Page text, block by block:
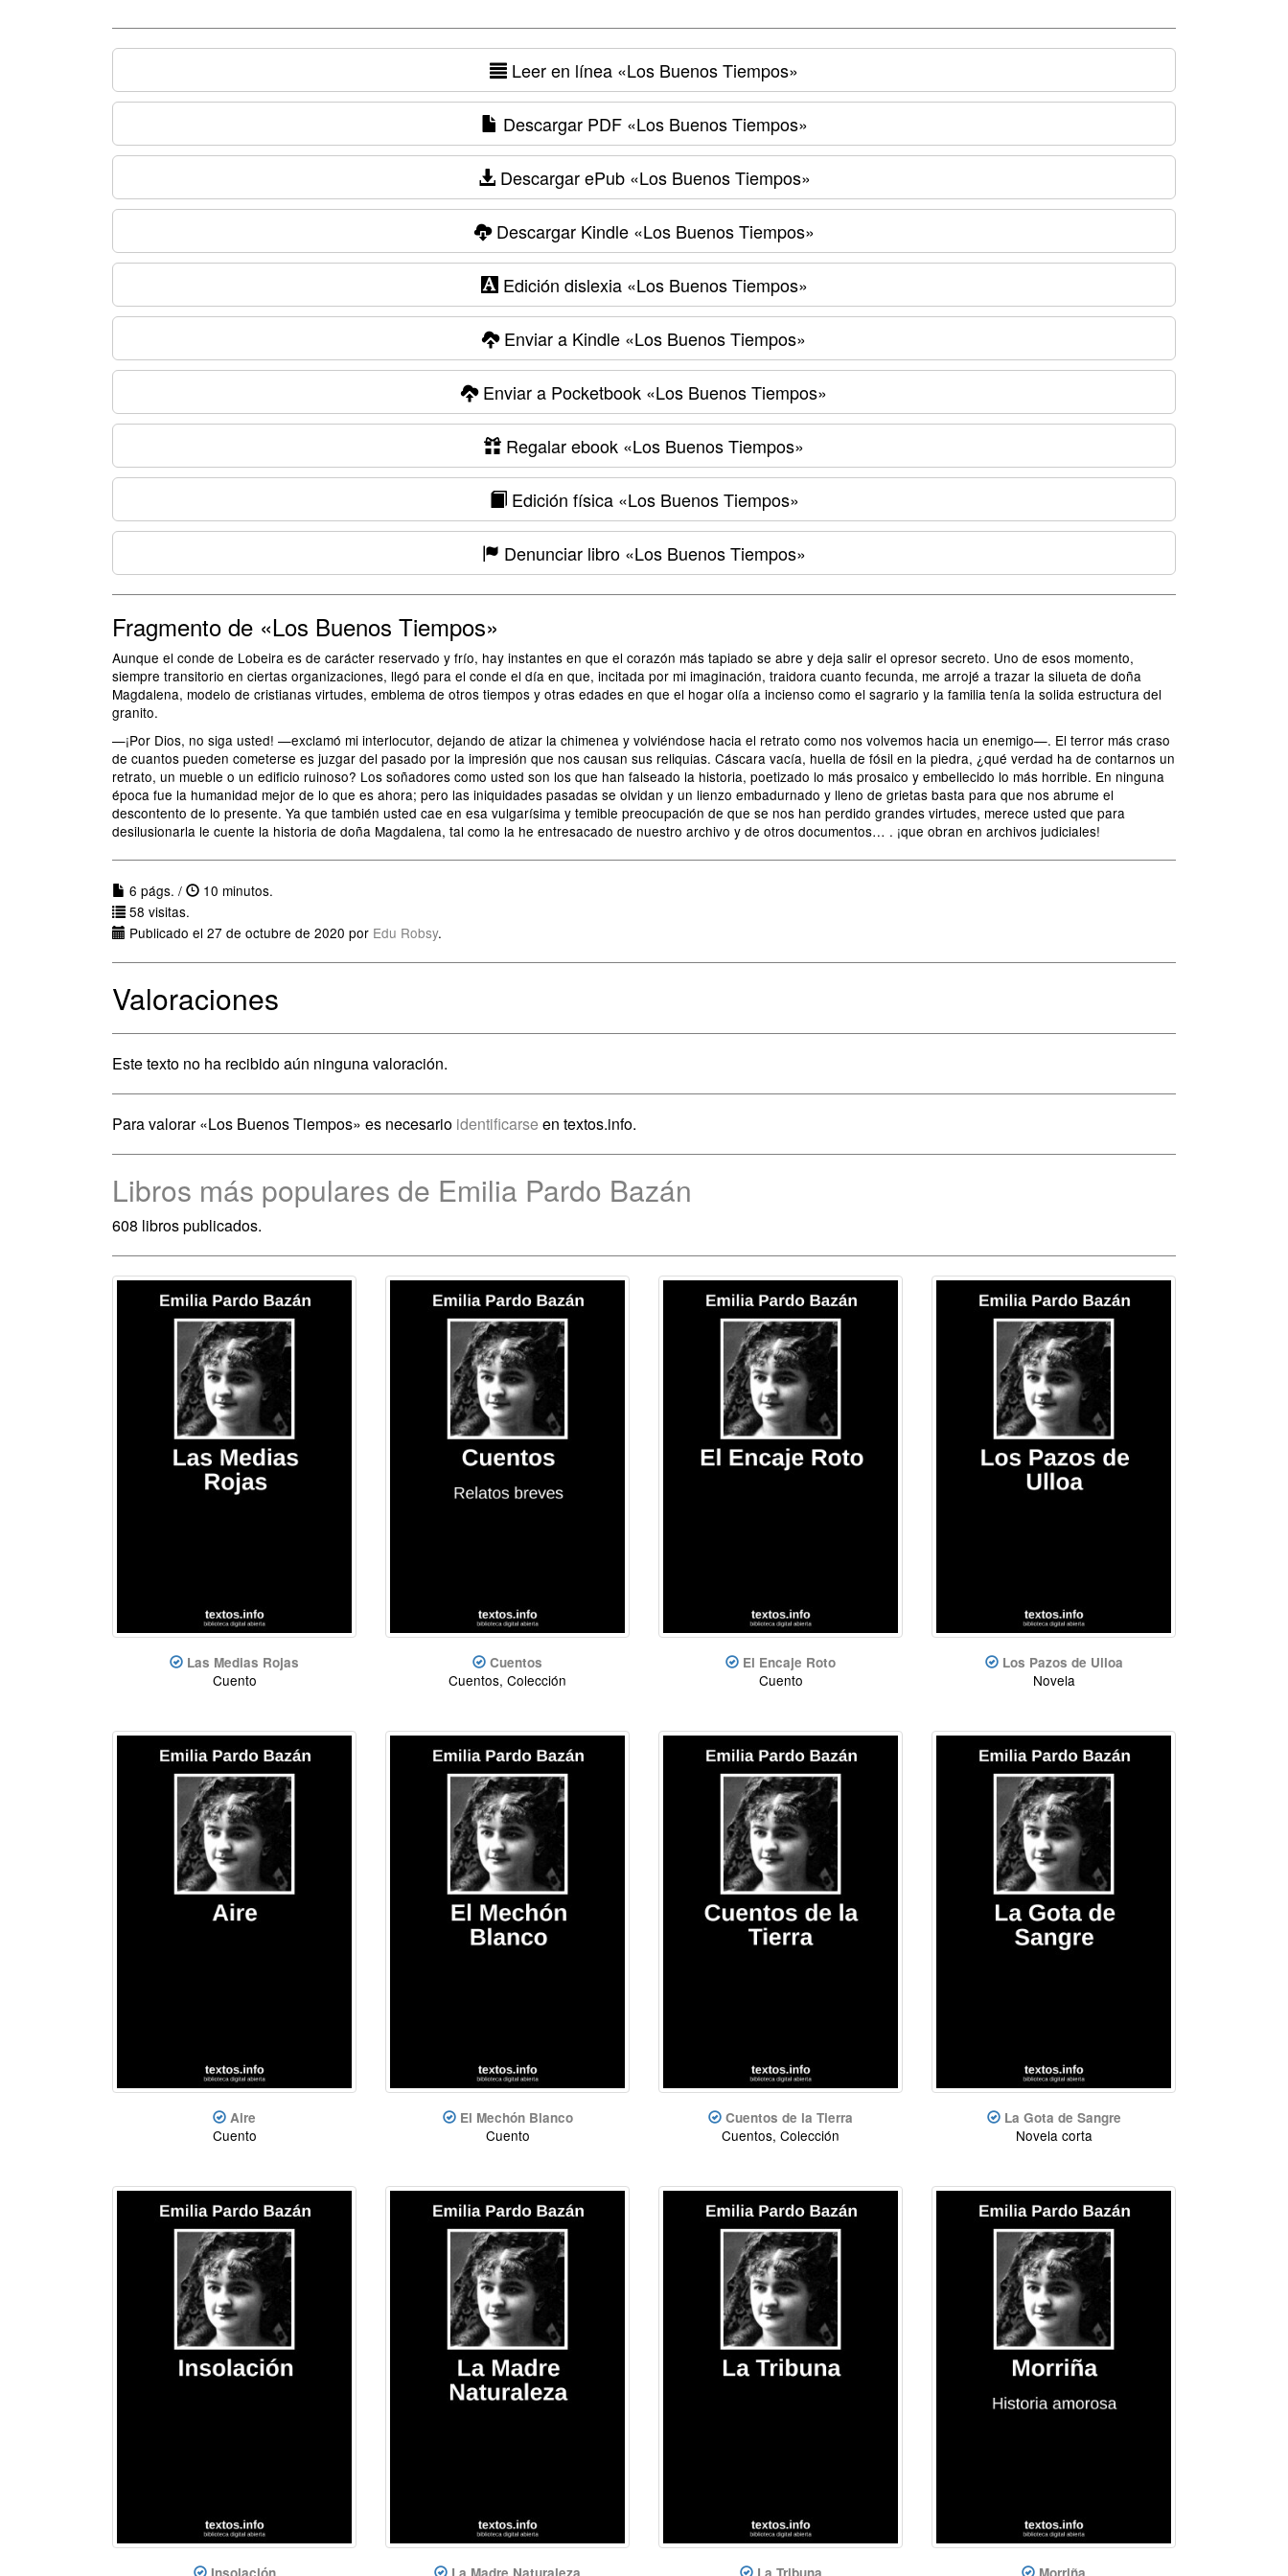
Leer en línea «Los Buenos Tiempos»
Descargar PDF«Los Buenos Tiempos»
Descargar ePub«Los Buenos Tiempos»
Descargar Kindle«Los Buenos Tiempos»
Edición dislexia«Los Buenos Tiempos»
Enviar a Kindle «Los Buenos Tiempos»
Enviar a Pocketbook «Los Buenos Tiempos»
Regalar ebook «Los Buenos Tiempos»
Edición física«Los Buenos Tiempos»
Denunciar libro «Los Buenos Tiempos»
Fragmento de «Los Buenos Tiempos»
Aunque el conde de Lobeira es de carácter reservado y frío, hay instantes en que el corazón más tapiado se abre y deja salir el opresor secreto. Uno de esos momento,
siempre transitorio en ciertas organizaciones, llegó para el conde el día en que, incitada por mi imaginación, traidora cuanto fecunda, me arrojé a trazar la silueta de doña
Magdalena, modelo de cristianas virtudes, emblema de otros tiempos y otras edades en que el hogar olía a incienso como el sagrario y la familia tenía la solida estructura del
granito.
—¡Por Dios, no siga usted! —exclamó mi interlocutor, dejando de atizar la chimenea y volviéndose hacia el retrato como nos volvemos hacia un enemigo—. El terror más craso
de cuantos pueden cometerse es juzgar del pasado por la impresión que nos causan sus reliquias. Cáscara vacía, huella de fósil en la piedra, ¿qué verdad ha de contarnos un
retrato, un mueble o un edificio ruinoso? Los soñadores como usted son los que han falseado la historia, poetizado lo más prosaico y embellecido lo más horrible. En ninguna
época fue la humanidad mejor de lo que es ahora; pero las iniquidades pasadas se olvidan y un lienzo embadurnado y lleno de grietas basta para que nos abrume el
descontento de lo presente. Ya que también usted cae en esa vulgarísima y temible preocupación de que se nos han perdido grandes virtudes, merece usted que para
desilusionarla le cuente la historia de doña Magdalena, tal como la he entresacado de nuestro archivo y de otros documentos… . ¡que obran en archivos judiciales!
6 págs. /
10 minutos.
58 visitas.
Publicado el 27 de octubre de 2020 por Edu Robsy.
Valoraciones
Este texto no ha recibido aún ninguna valoración.
Para valorar «Los Buenos Tiempos» es necesario identificarse en textos.info.
Libros más populares de Emilia Pardo Bazán
608 libros publicados.
Las Medias Rojas
Cuento
Cuentos
Cuentos, Colección
El Encaje Roto
Cuento
Los Pazos de Ulloa
Novela
Aire
Cuento
El Mechón Blanco
Cuento
Cuentos de la Tierra
Cuentos, Colección
La Gota de Sangre
Novela corta
Insolación La Madre Naturaleza La Tribuna Morriña